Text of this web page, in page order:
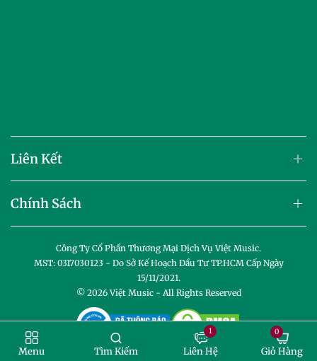
Liên Kết
Chính Sách
Công Ty Cổ Phần Thương Mại Dịch Vụ Việt Music.
MST: 0317030123 - Do Sở Kế Hoạch Đầu Tư TP.HCM Cấp Ngày
15/11/2021.
© 2026Việt Music- All Rights Reserved
Menu Tìm Kiếm Liên Hệ
1 0
Giỏ Hàng